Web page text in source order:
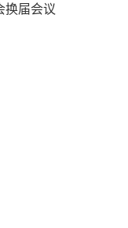
换届会议